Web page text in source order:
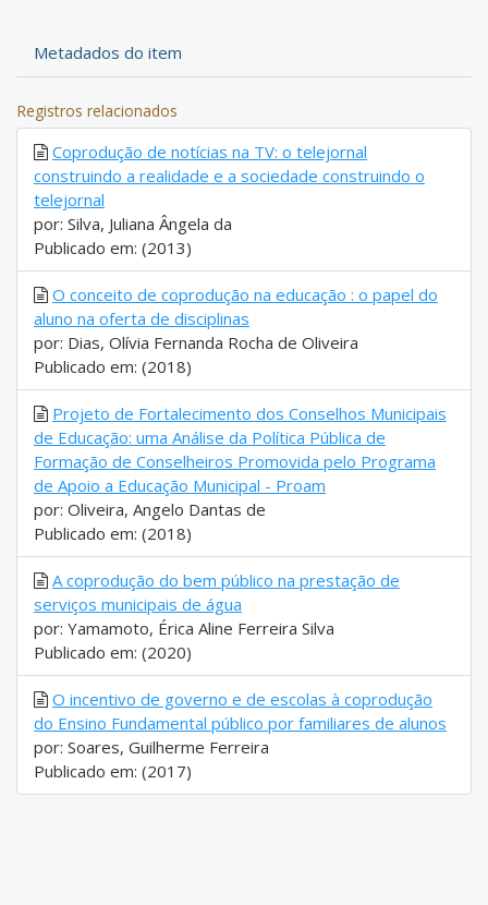
Metadados do item
Registros relacionados
Coprodução de notícias na TV: o telejornal
construindo a realidade e a sociedade construindo o
telejornal
por: Silva, Juliana Ângela da
Publicado em: (2013)
O conceito de coprodução na educação : o papel do
aluno na oferta de disciplinas
por: Dias, Olívia Fernanda Rocha de Oliveira
Publicado em: (2018)
Projeto de Fortalecimento dos Conselhos Municipais
de Educação: uma Análise da Política Pública de
Formação de Conselheiros Promovida pelo Programa
de Apoio a Educação Municipal - Proam
por: Oliveira, Angelo Dantas de
Publicado em: (2018)
A coprodução do bem público na prestação de
serviços municipais de água
por: Yamamoto, Érica Aline Ferreira Silva
Publicado em: (2020)
O incentivo de governo e de escolas à coprodução
do Ensino Fundamental público por familiares de alunos
por: Soares, Guilherme Ferreira
Publicado em: (2017)